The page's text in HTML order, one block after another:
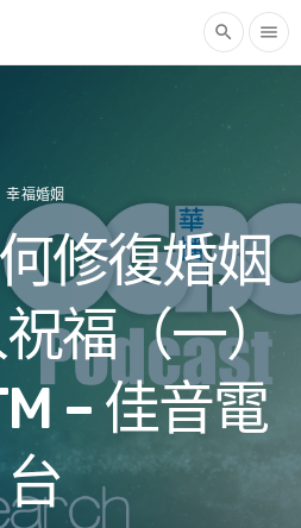
search menu
幸福婚姻
修復婚姻
福（一）
– 佳音電
台